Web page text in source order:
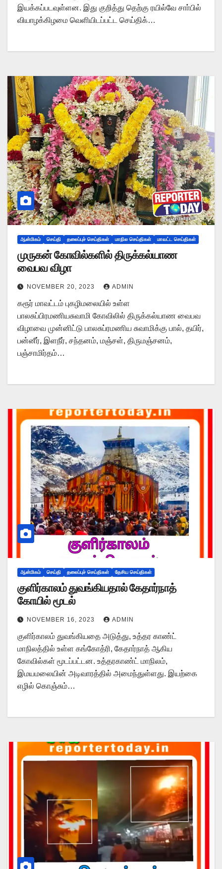
இயக்கப்படவுள்ளன. இது குறித்து தெற்கு ரயில்வே சாா்பில்
வியாழக்கிழமை வெளியிடப்பட்ட செய்திக்…
ஆன்மிகம் செய்தி தலைப்புச் செய்திகள் மாநில செய்திகள் மாவட்ட செய்திகள்
முருகன் கோவில்களில் திருக்கல்யாண
வைபவ விழா
NOVEMBER 20, 2023 ADMIN
கரூர் மாவட்டம் புகழிமலையில் உள்ள
பாலசுப்பிரமணியசுவாமி கோவிலில் திருக்கல்யாண வைபவ
விழாவை முன்னிட்டு பாலசுப்ரமணிய சுவாமிக்கு பால், தயிர்,
பன்னீர், இளநீர், சந்தனம், மஞ்சள், திருமஞ்சனம்,
பஞ்சாமிர்தம்…
ஆன்மிகம் செய்தி தலைப்புச் செய்திகள் தேசிய செய்திகள்
குளிர்காலம் துவங்கியதால் கேதார்நாத்
கோயில் மூடல்
NOVEMBER 16, 2023 ADMIN
குளிர்காலம் துவங்கியதை அடுத்து, உத்தர காண்ட்
மாநிலத்தில் உள்ள கங்கோத்ரி, கேதார்நாத் ஆகிய
கோவில்கள் மூடப்பட்டன. உத்தரகாண்ட் மாநிலம்,
இமயமலையின் அடிவாரத்தில் அமைந்துள்ளது. இயற்கை
எழில் கொஞ்சும்…